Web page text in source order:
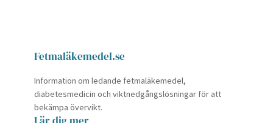
Fetmaläkemedel.se
Information om ledande fetmaläkemedel,
diabetesmedicin och viktnedgångslösningar för att
bekämpa övervikt.